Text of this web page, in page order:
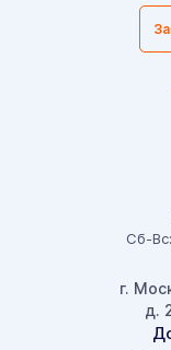
Сб-
г.
д.